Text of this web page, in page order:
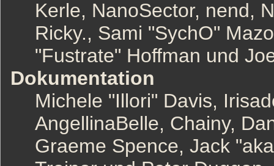
Kerle, NanoSector, nend,
Ricky., Sami "SychO"
"Fustrate" Hoffman und
Dokumentation
Michele "Illori" Davis,
AngellinaBelle, Chainy,
Graeme Spence, Jack